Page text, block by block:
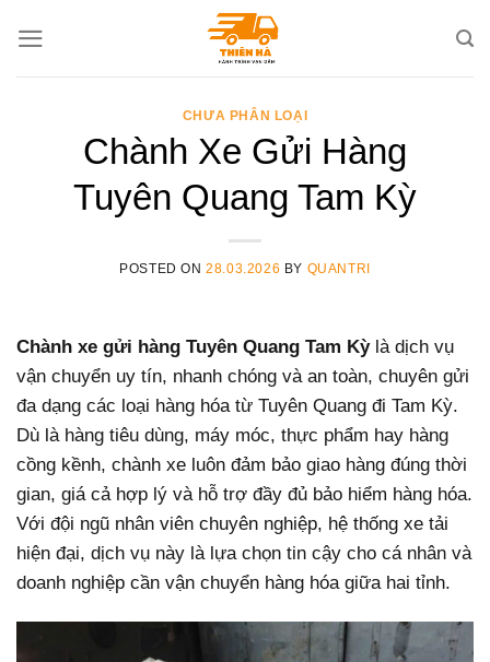
CHƯA PHÂN LOẠI
Chành Xe Gửi Hàng
Tuyên Quang Tam Kỳ
POSTED ON28.03.2026 BY QUANTRI
Chành xe gửi hàng Tuyên Quang Tam Kỳlà dịch vụ
vận chuyển uy tín, nhanh chóng và an toàn, chuyên gửi
đa dạng các loại hàng hóa từ Tuyên Quang đi Tam Kỳ.
Dù là hàng tiêu dùng, máy móc, thực phẩm hay hàng
cồng kềnh, chành xe luôn đảm bảo giao hàng đúng thời
gian, giá cả hợp lý và hỗ trợ đầy đủ bảo hiểm hàng hóa.
Với đội ngũ nhân viên chuyên nghiệp, hệ thống xe tải
hiện đại, dịch vụ này là lựa chọn tin cậy cho cá nhân và
doanh nghiệp cần vận chuyển hàng hóa giữa hai tỉnh.